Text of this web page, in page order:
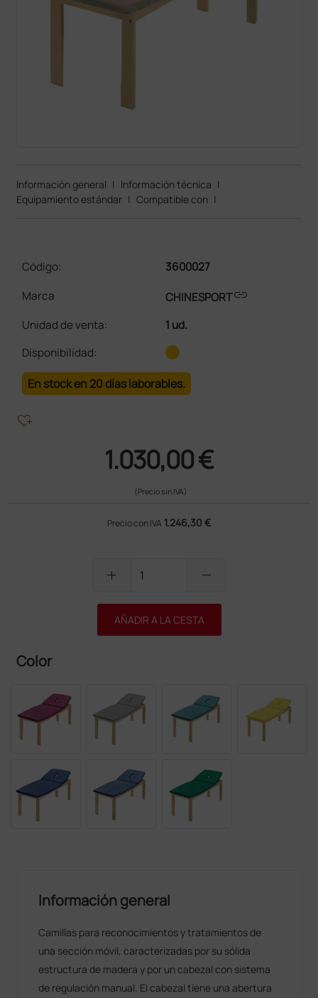
Información general | Información técnica |
Equipamiento estándar | Compatible con |
Código:
3600027
Marca
CHINESPORTlink
Unidad de venta:
1 ud.
Disponibilidad:
En stock en 20 días laborables.
heart_plus
1.030,00 €
(Precio sin IVA)
Precio con IVA 1.246,30 €
add remove
AÑADIR A LA CESTA
Color
Información general
Camillas para reconocimientos y tratamientos de
una sección móvil, caracterizadas por su sólida
estructura de madera y por un cabezal con sistema
de regulación manual. El cabezal tiene una abertura